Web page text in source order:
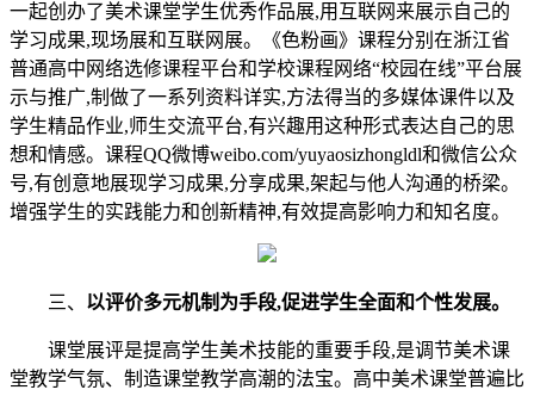
一起创办了美术课堂学生优秀作品展,用互联网来展示自己的
学习成果,现场展和互联网展。《色粉画》课程分别在浙江省
普通高中网络选修课程平台和学校课程网络“校园在线”平台展
示与推广,制做了一系列资料详实,方法得当的多媒体课件以及
学生精品作业,师生交流平台,有兴趣用这种形式表达自己的思
想和情感。课程QQ微博weibo.com/yuyaosizhongldl和微信公众
号,有创意地展现学习成果,分享成果,架起与他人沟通的桥梁。
增强学生的实践能力和创新精神,有效提高影响力和知名度。
三、 以评价多元机制为手段,促进学生全面和个性发展。
课堂展评是提高学生美术技能的重要手段,是调节美术课
堂教学气氛、制造课堂教学高潮的法宝。高中美术课堂普遍比